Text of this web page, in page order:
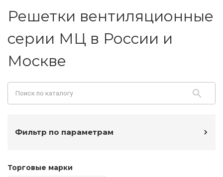
Решетки вентиляционные
серии МЦ в России и
Москве
Фильтр по параметрам
Торговые марки